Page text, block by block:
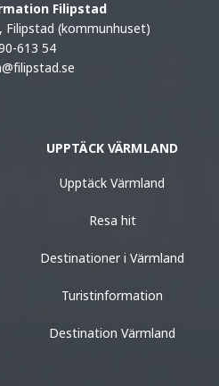
Filipstad
Filipstad (kommunhuset)
613 54
UPPTÄCK VÄRMLAND
Upptäck Värmland
Resa hit
Destinationer i Värmland
Turistinformation
Destination Värmland